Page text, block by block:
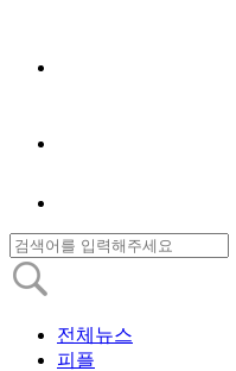
전체뉴스
피플